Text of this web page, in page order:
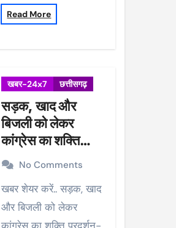
Read More
खबर-24x7 छत्तीसगढ़
सड़क, खाद और
बिजली को लेकर
कांग्रेस का शक्ति
प्रदर्शन-चक्काजाम,
घंटो फंसे रहे गाड़िया
No Comments
खबर शेयर करें.. सड़क, खाद
और बिजली को लेकर